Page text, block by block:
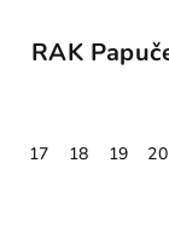
RAK
17 18 19 20